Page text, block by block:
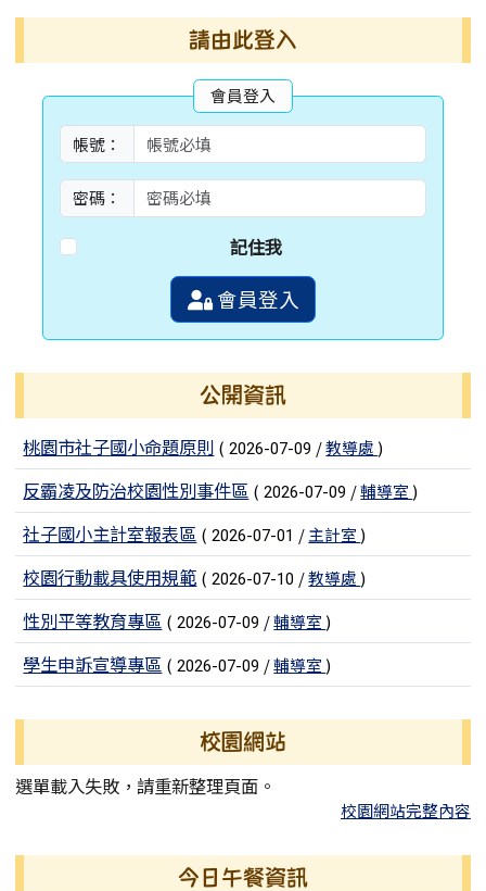
請由此登入
會員登入
帳號：
密碼：
記住我
會員登入
公開資訊
文章列表
桃園市社子國小命題原則 ( 2026-07-09 /教導處 )
反霸凌及防治校園性別事件區 ( 2026-07-09 /輔導室 )
社子國小主計室報表區 ( 2026-07-01 /主計室 )
校園行動載具使用規範 ( 2026-07-10 /教導處 )
性別平等教育專區 ( 2026-07-09 /輔導室 )
學生申訴宣導專區 ( 2026-07-09 /輔導室 )
校園網站
選單載入失敗，請重新整理頁面。
校園網站完整內容
今日午餐資訊